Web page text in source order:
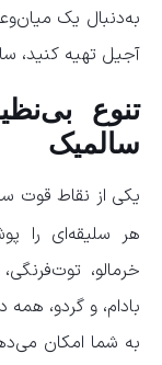
به‌دنبال یک
آجیل تهیه کنید،
تنوع
سالمیک
یکی از نقاط قوت
هر سلیقه‌ای را
خرمالو،
بادام، و گردو،
به شما امکان